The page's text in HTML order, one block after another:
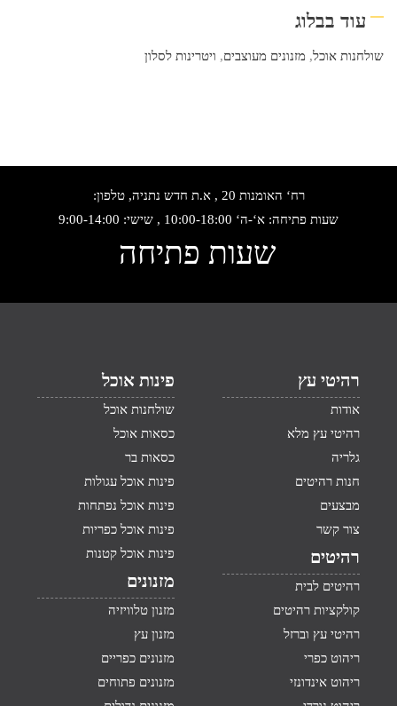
עוד בבלוג
שולחנות אוכל, מזנונים מעוצבים, ויטרינות לסלון
רח‘ האומנות 20 , א.ת חדש נתניה, טלפון:
שעות פתיחה: א‘-ה‘ 10:00-18:00 , שישי: 9:00-14:00
שעות פתיחה
רהיטי עץ
אודות
רהיטי עץ מלא
גלריה
חנות רהיטים
מבצעים
צור קשר
רהיטים
רהיטים לבית
קולקציות רהיטים
רהיטי עץ וברזל
ריהוט כפרי
ריהוט אינדונזי
פינות אוכל
שולחנות אוכל
כסאות אוכל
כסאות בר
פינות אוכל עגולות
פינות אוכל נפתחות
פינות אוכל כפריות
פינות אוכל קטנות
מזנונים
מזנון טלוויזיה
מזנון עץ
מזנונים כפריים
מזנונים פתוחים